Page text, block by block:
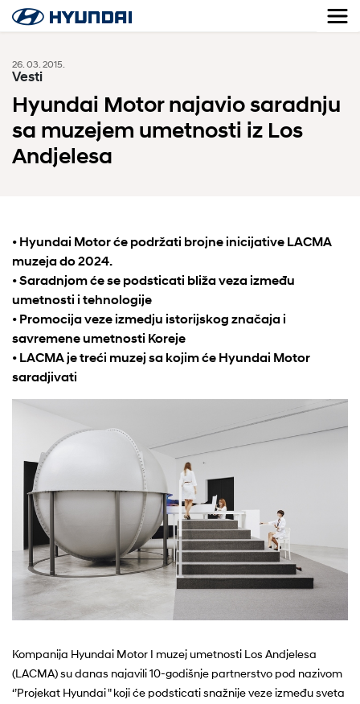
26. 03. 2015.
Vesti
Hyundai Motor najavio saradnju
sa muzejem umetnosti iz Los
Andjelesa
• Hyundai Motor će podržati brojne inicijative LACMA
muzeja do 2024.
• Saradnjom će se podsticati bliža veza između
umetnosti i tehnologije
• Promocija veze izmedju istorijskog značaja i
savremene umetnosti Koreje
• LACMA je treći muzej sa kojim će Hyundai Motor
saradjivati
Kompanija Hyundai Motor I muzej umetnosti Los Andjelesa
(LACMA) su danas najavili 10-godišnje partnerstvo pod nazivom
‘’Projekat Hyundai " koji će podsticati snažnije veze između sveta